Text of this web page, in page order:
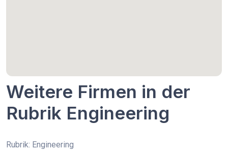
Weitere Firmen in der
Rubrik Engineering
Rubrik: Engineering